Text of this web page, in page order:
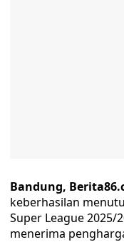
Bandung,
keberhasilan
Super League 2025/
menerima